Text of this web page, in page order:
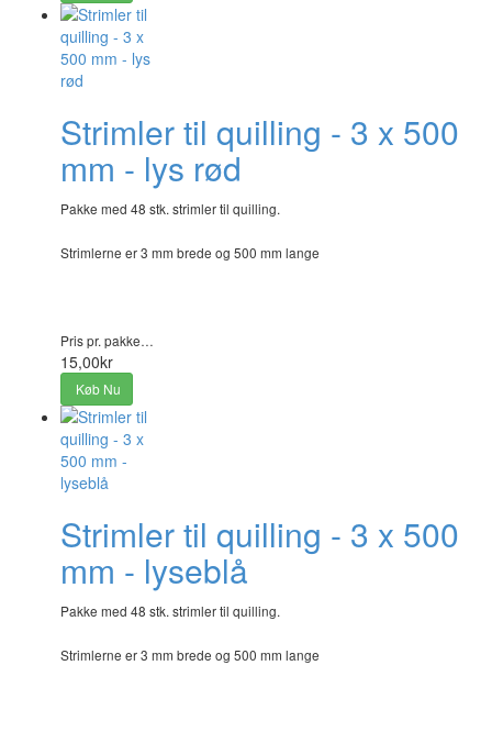
Strimler til quilling - 3 x 500
mm - lys rød
Pakke med 48 stk. strimler til quilling.
Strimlerne er 3 mm brede og 500 mm lange
Pris pr. pakke…
15,00kr
Køb Nu
Strimler til quilling - 3 x 500
mm - lyseblå
Pakke med 48 stk. strimler til quilling.
Strimlerne er 3 mm brede og 500 mm lange